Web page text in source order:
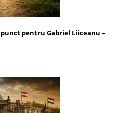
pentru Gabriel Liiceanu –